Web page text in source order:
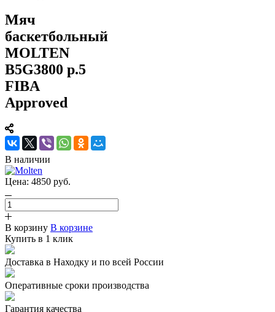
Мяч
баскетбольный
MOLTEN
B5G3800 р.5
FIBA
Approved
В наличии
Цена: 4850 руб.
В корзину В корзине
Купить в 1 клик
Доставка в Находку и по всей России
Оперативные сроки производства
Гарантия качества